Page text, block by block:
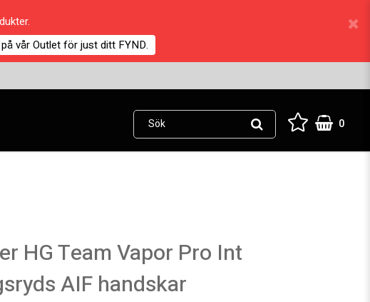
vår Outlet för just ditt FYND.
0
HG Team Vapor Pro Int
AIF handskar